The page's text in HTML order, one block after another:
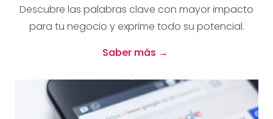
Descubre las palabras clave con mayor impacto
para tu negocio y exprime todo su potencial.
Saber más →